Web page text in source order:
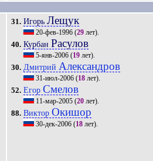
31. ИгорьЛещук
20-фев-1996 (29 лет).
40. Курбан Расулов
5-янв-2006 (19 лет).
30. Дмитрий Александров
31-июл-2006 (18 лет).
52. ЕгорСмелов
11-мар-2005 (20 лет).
88. ВикторОкишор
30-дек-2006 (18 лет).